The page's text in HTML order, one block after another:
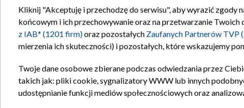
Regulamin TVP
Kliknij "Akceptuję i przechodzę do serwisu", aby wyrazić zgody
końcowym i ich przechowywanie oraz na przetwarzanie Twoich
z IAB* (1201 firm)oraz pozostałych Zaufanych Partnerów TVP
mierzenia ich skuteczności) i pozostałych, które wskazujemy
Twoje dane osobowe zbierane podczas odwiedzania przez
takich jak: pliki cookie, sygnalizatory WWW lub innych
udostępnianie funkcji mediów społecznościowych oraz